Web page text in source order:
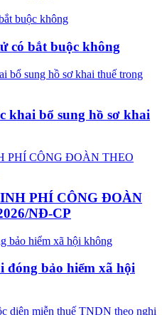
có bắt buộc không
khai bổ sung hồ sơ khai
PHÍ CÔNG ĐOÀN
NĐ-CP
đóng bảo hiểm xã hội